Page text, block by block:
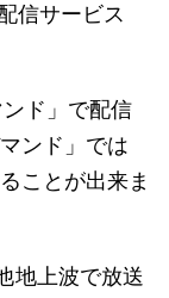
信サービス
ド」で配信
ンド」では
ことが出来ま
地上波で放送